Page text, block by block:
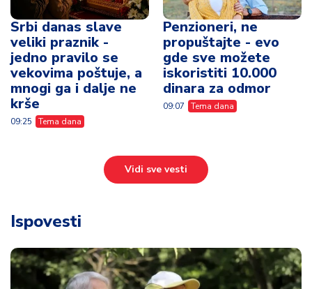
Srbi danas slave
veliki praznik -
jedno pravilo se
vekovima poštuje, a
mnogi ga i dalje ne
krše
09:25 Tema dana
Penzioneri, ne
propuštajte - evo
gde sve možete
iskoristiti 10.000
dinara za odmor
09:07 Tema dana
Vidi sve vesti
Ispovesti